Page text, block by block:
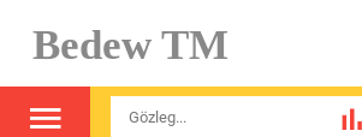
Bedew TM